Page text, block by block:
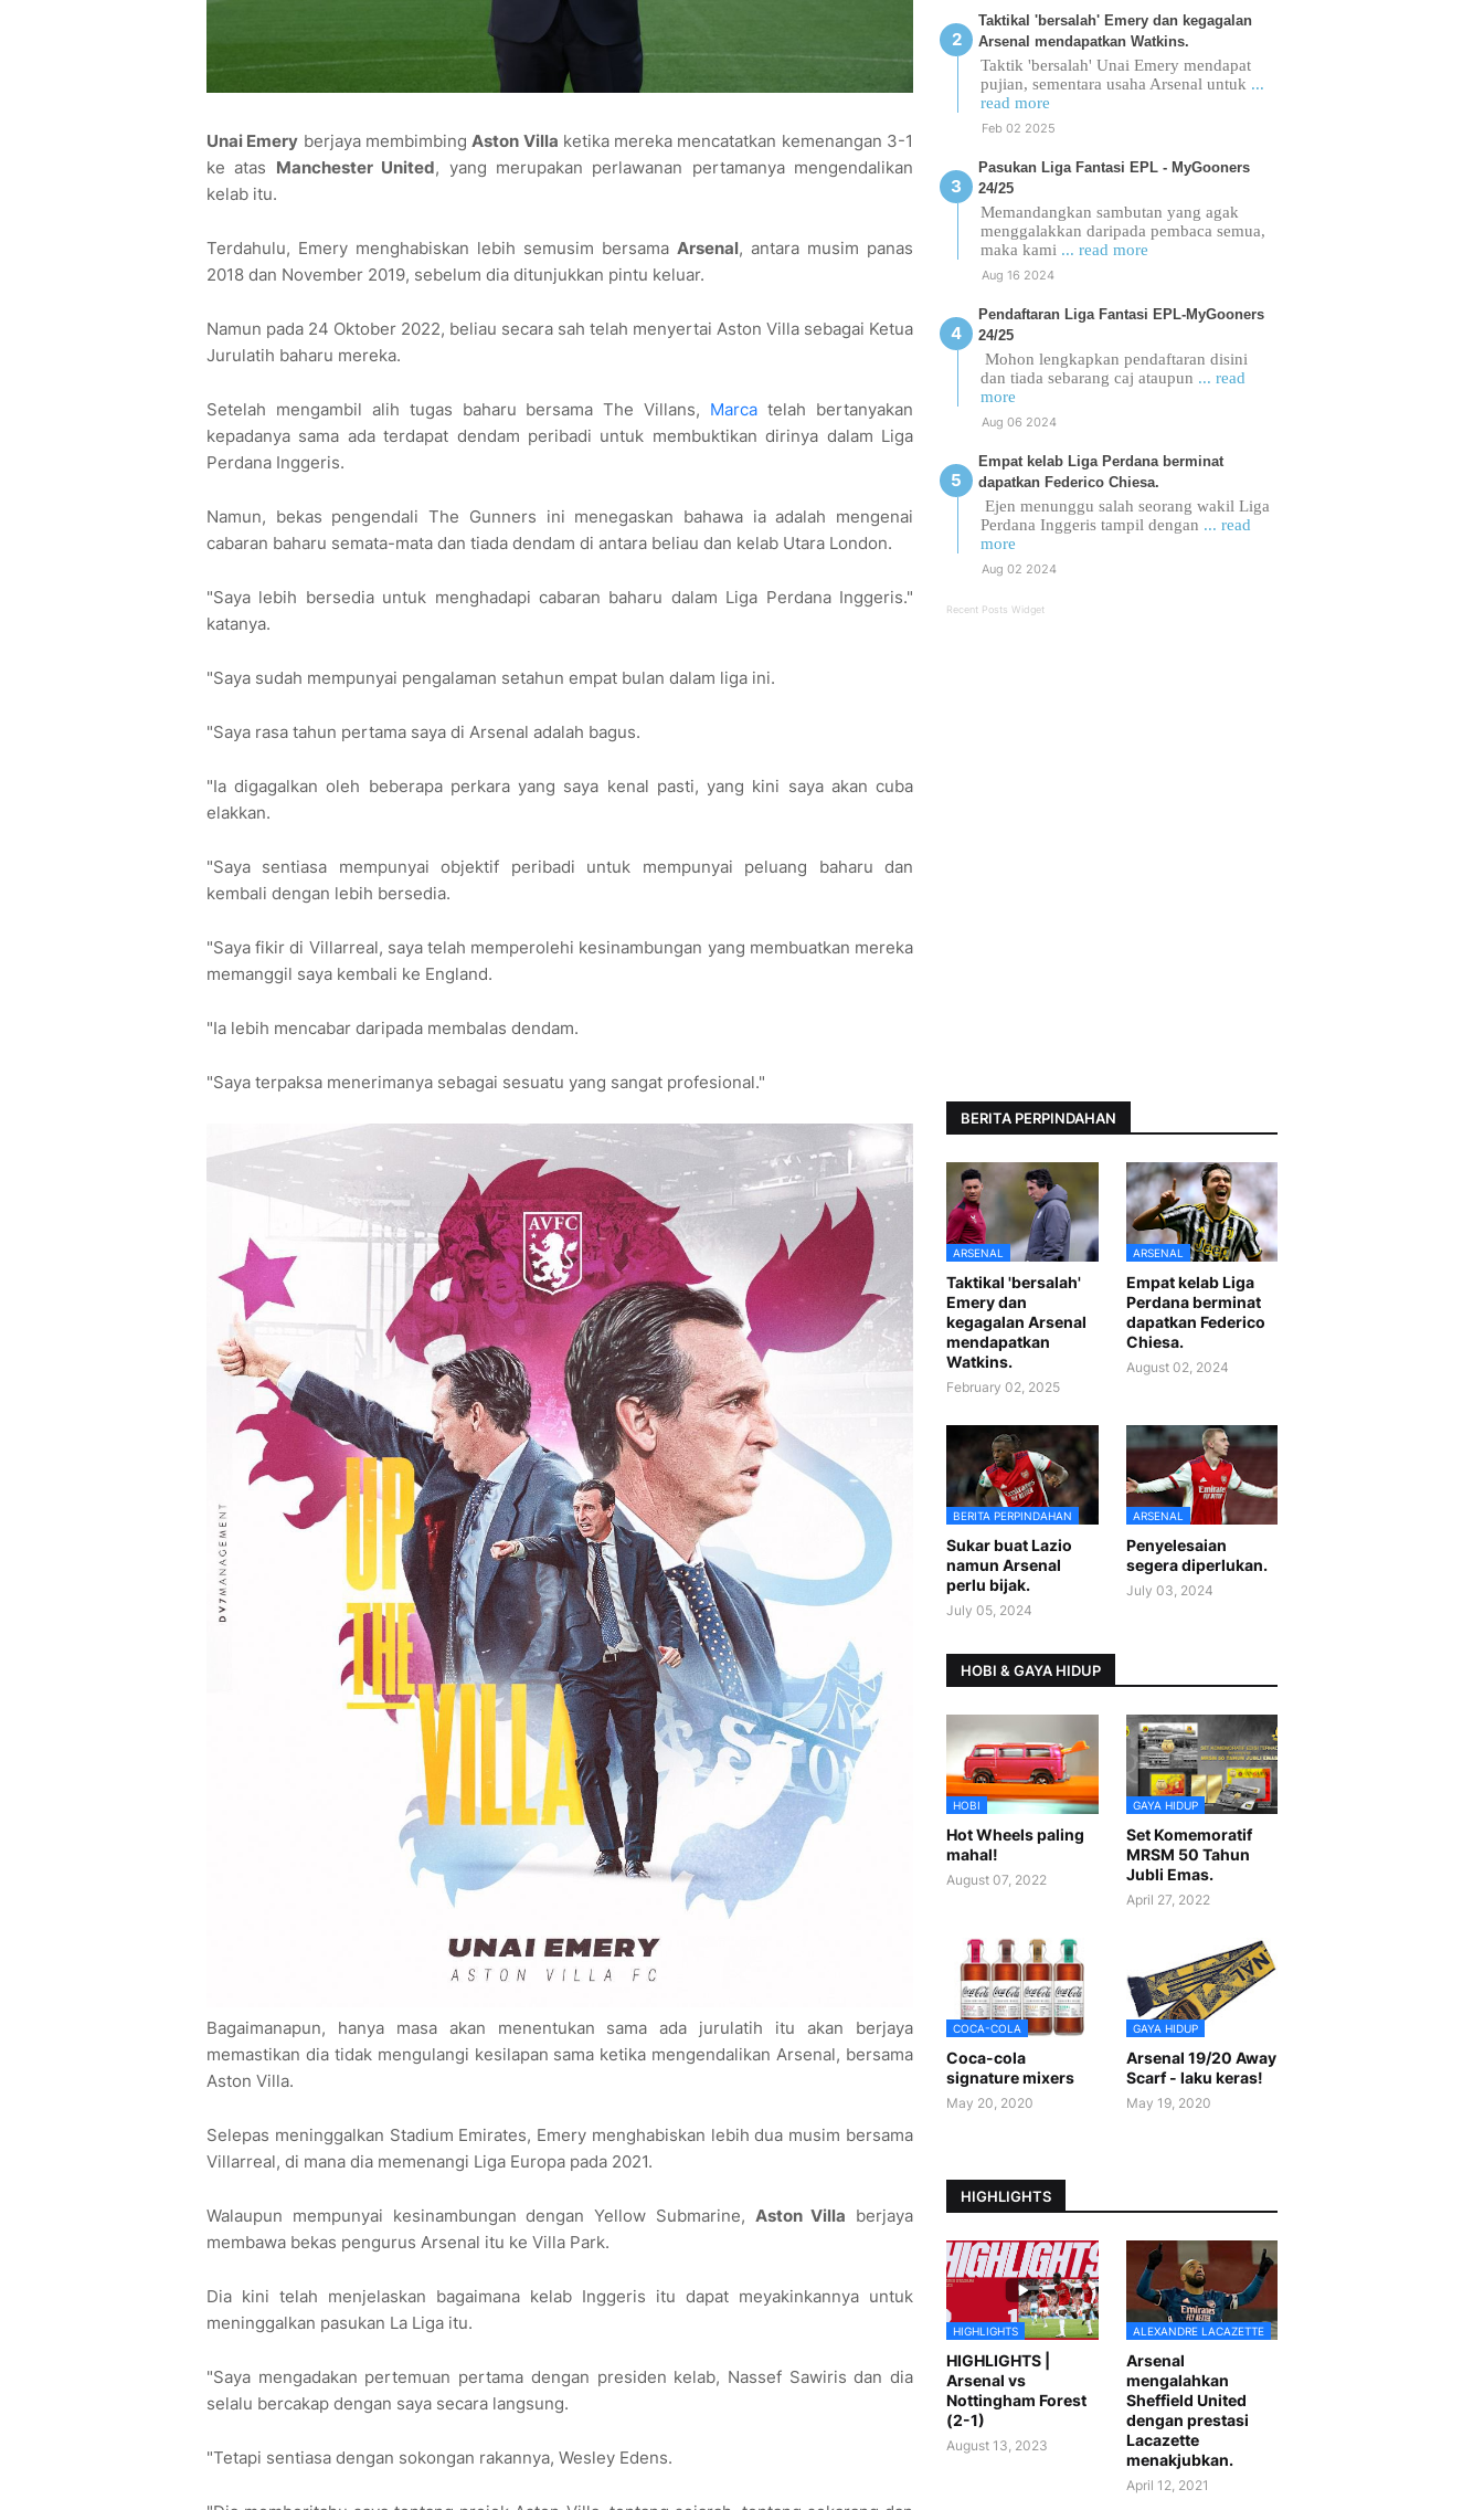
Unai Emery berjaya membimbing Aston Villa ketika mereka mencatatkan kemenangan 3-1
ke atas Manchester United, yang merupakan perlawanan pertamanya mengendalikan
kelab itu.
Terdahulu, Emery menghabiskan lebih semusim bersama Arsenal, antara musim panas
2018 dan November 2019, sebelum dia ditunjukkan pintu keluar.
Namun pada 24 Oktober 2022, beliau secara sah telah menyertai Aston Villa sebagai Ketua
Jurulatih baharu mereka.
Setelah mengambil alih tugas baharu bersama The Villans, Marca telah bertanyakan
kepadanya sama ada terdapat dendam peribadi untuk membuktikan dirinya dalam Liga
Perdana Inggeris.
Namun, bekas pengendali The Gunners ini menegaskan bahawa ia adalah mengenai
cabaran baharu semata-mata dan tiada dendam di antara beliau dan kelab Utara London.
"Saya lebih bersedia untuk menghadapi cabaran baharu dalam Liga Perdana Inggeris."
katanya.
"Saya sudah mempunyai pengalaman setahun empat bulan dalam liga ini.
"Saya rasa tahun pertama saya di Arsenal adalah bagus.
"Ia digagalkan oleh beberapa perkara yang saya kenal pasti, yang kini saya akan cuba
elakkan.
"Saya sentiasa mempunyai objektif peribadi untuk mempunyai peluang baharu dan
kembali dengan lebih bersedia.
"Saya fikir di Villarreal, saya telah memperolehi kesinambungan yang membuatkan mereka
memanggil saya kembali ke England.
"Ia lebih mencabar daripada membalas dendam.
"Saya terpaksa menerimanya sebagai sesuatu yang sangat profesional."
Bagaimanapun, hanya masa akan menentukan sama ada jurulatih itu akan berjaya
memastikan dia tidak mengulangi kesilapan sama ketika mengendalikan Arsenal, bersama
Aston Villa.
Selepas meninggalkan Stadium Emirates, Emery menghabiskan lebih dua musim bersama
Villarreal, di mana dia memenangi Liga Europa pada 2021.
Walaupun mempunyai kesinambungan dengan Yellow Submarine, Aston Villa berjaya
membawa bekas pengurus Arsenal itu ke Villa Park.
Dia kini telah menjelaskan bagaimana kelab Inggeris itu dapat meyakinkannya untuk
meninggalkan pasukan La Liga itu.
"Saya mengadakan pertemuan pertama dengan presiden kelab, Nassef Sawiris dan dia
selalu bercakap dengan saya secara langsung.
"Tetapi sentiasa dengan sokongan rakannya, Wesley Edens.
Taktikal 'bersalah' Emery dan kegagalan
Arsenal mendapatkan Watkins.
Taktik 'bersalah' Unai Emery mendapat
pujian, sementara usaha Arsenal untuk ...
read more
Feb 02 2025
Pasukan Liga Fantasi EPL - MyGooners
24/25
Memandangkan sambutan yang agak
menggalakkan daripada pembaca semua,
maka kami ... read more
Aug 16 2024
Pendaftaran Liga Fantasi EPL-MyGooners
24/25
Mohon lengkapkan pendaftaran disini
dan tiada sebarang caj ataupun ... read
more
Aug 06 2024
Empat kelab Liga Perdana berminat
dapatkan Federico Chiesa.
Ejen menunggu salah seorang wakil Liga
Perdana Inggeris tampil dengan ... read
more
Aug 02 2024
Recent Posts Widget
BERITA PERPINDAHAN
ARSENAL
Taktikal 'bersalah'
Emery dan
kegagalan Arsenal
mendapatkan
Watkins.
February 02, 2025
ARSENAL
Empat kelab Liga
Perdana berminat
dapatkan Federico
Chiesa.
August 02, 2024
BERITA PERPINDAHAN
Sukar buat Lazio
namun Arsenal
perlu bijak.
July 05, 2024
ARSENAL
Penyelesaian
segera diperlukan.
July 03, 2024
HOBI & GAYA HIDUP
HOBI
Hot Wheels paling
mahal!
August 07, 2022
GAYA HIDUP
Set Komemoratif
MRSM 50 Tahun
Jubli Emas.
April 27, 2022
COCA-COLA
Coca-cola
signature mixers
May 20, 2020
GAYA HIDUP
Arsenal 19/20 Away
Scarf - laku keras!
May 19, 2020
HIGHLIGHTS
HIGHLIGHTS
HIGHLIGHTS |
Arsenal vs
Nottingham Forest
(2-1)
August 13, 2023
ALEXANDRE LACAZETTE
Arsenal
mengalahkan
Sheffield United
dengan prestasi
Lacazette
menakjubkan.
April 12, 2021